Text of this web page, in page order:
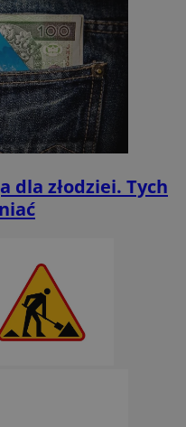
dla złodziei. Tych